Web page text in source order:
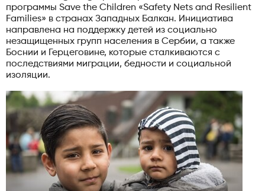
программы Save the Children «Safety Nets and Resilient
Families» в странах Западных Балкан. Инициатива
направлена на поддержку детей из социально
незащищенных групп населения в Сербии, а также
Боснии и Герцеговине, которые сталкиваются с
последствиями миграции, бедности и социальной
изоляции.